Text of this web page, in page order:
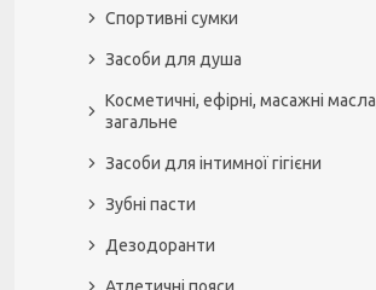
Спортивні сумки
Засоби для душа
Косметичні, ефірні, масажні
загальне
Засоби для інтимної гігієни
Зубні пасти
Дезодоранти